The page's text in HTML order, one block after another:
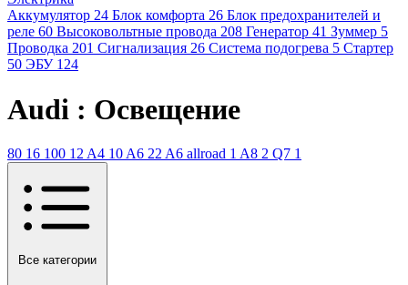
Аккумулятор 24 Блок комфорта 26 Блок предохранителей и
реле 60 Высоковольтные провода 208 Генератор 41 Зуммер 5
Проводка 201 Сигнализация 26 Система подогрева 5 Стартер
50 ЭБУ 124
Audi : Освещение
80 16 100 12 A4 10 A6 22 A6 allroad 1 A8 2 Q7 1
Все категории